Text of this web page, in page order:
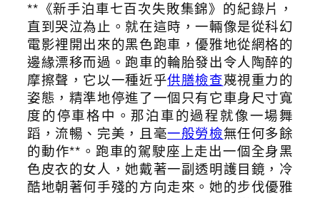
**《新手泊車七百次失敗集錦》的紀錄片，
直到哭泣為止。就在這時，一輛像是從科幻
電影裡開出來的黑色跑車，優雅地從網格的
邊緣漂移而過。跑車的輪胎發出令人陶醉的
摩擦聲，它以一種近乎供膳檢查蔑視重力的
姿態，精準地停進了一個只有它車身尺寸寬
度的停車格中。那泊車的過程就像一場舞
蹈，流暢、完美，且毫一般勞檢無任何多餘
的動作**。跑車的駕駛座上走出一個全身黑
色皮衣的女人，她戴著一副透明護目鏡，冷
酷地朝著何手殘的方向走來。她的步伐優雅